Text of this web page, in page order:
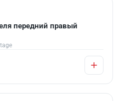
передний правый